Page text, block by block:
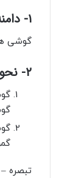
۱- دامنه شمول این دستور العمل
گوشی های تلفن
۲- نحوه شناسایی و احراز گوشی تلفن همراه
تبصره